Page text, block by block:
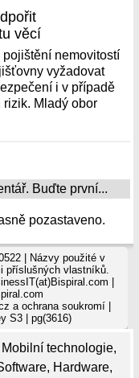
Mobilní technologie,
, Hardware,
věcí
nemovitostí
vyžadovat
i v případě
Mladý obor
Buďte první...
pozastaveno.
| Názvy použité v
příslušných vlastníků.
|
a ochrana soukromí|
S3 | pg(3616)